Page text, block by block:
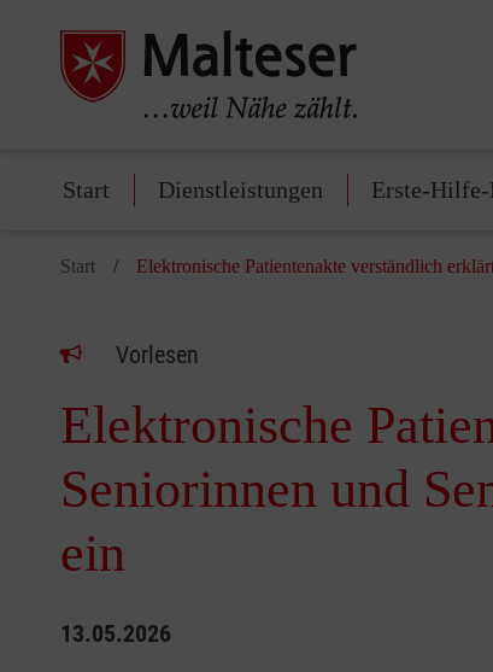
Start Dienstleistungen Erste-Hilfe-
Start Elektronische Patientenakte verständlich
Vorlesen
Elektronische
Seniorinnen und
ein
13.05.2026